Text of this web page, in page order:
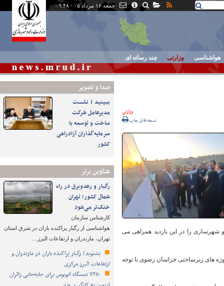
جمعه ۱۶ مرداد ۰۵ - ۰۹:۴۸
هواشناسی وزارتی چند رسانه ای
صدا و تصوير
ببینید | نشست
مدیرعامل شرکت
ساخت و توسعه با
سرمایه‌گذاران آزادراهی
کشور
عناوین برتر
رگبار و رعدوبرق در راه
شمال کشور؛ تهران
خنک‌تر می‌شود
کارشناس سازمان
هواشناسی از رگبار پراکنده باران در شرق استان
تهران، مازندران و ارتفاعات البرز…
بشنوید| رگبار پراکنده باران در مازندران و
ارتفاعات البرز مرکزی
۷۳۸۰ دستگاه اتوبوس برای جابه‌جایی زائران
وزارتی
نسخه قابل چاپ
را در این بازدید همراهی می
های زیرساختی خراسان رضوی با توجه